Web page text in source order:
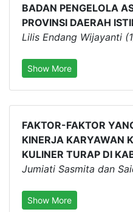
BADAN PENGELOLA
PROVINSI DAERAH
Lilis Endang Wijayanti
Show More
FAKTOR-FAKTOR
KINERJA KARYAWAN
KULINER TURAP DI
Jumiati Sasmita dan
Show More